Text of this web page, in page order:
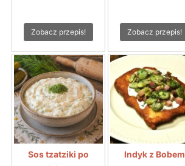
Zobacz przepis! Zobacz przepis!
Sos tzatziki po
Indyk z Bobem